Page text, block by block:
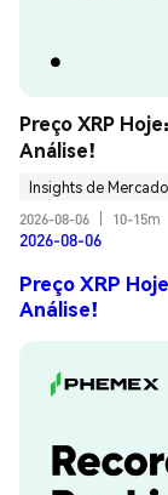
Preço XRP
Análise!
Insights de Mercado
2026-08-06
10-15m
2026-08-06
Preço XRP
Análise!